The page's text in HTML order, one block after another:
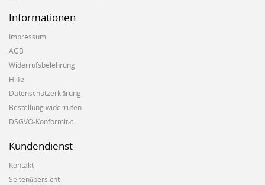
Informationen
Impressum
AGB
Widerrufsbelehrung
Hilfe
Datenschutzerklärung
Bestellung widerrufen
DSGVO-Konformität
Kundendienst
Kontakt
Seitenübersicht